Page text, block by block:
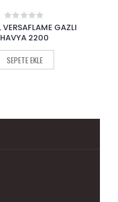
0
out
of
5
BOSCH PROFİL KESME
MAKİNASI GCO 2000
SEPETE EKLE